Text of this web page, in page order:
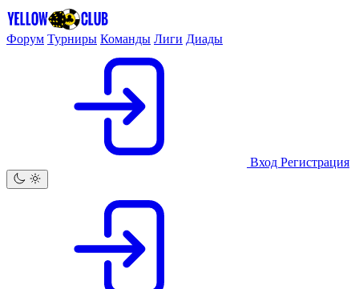
Форум Турниры Команды Лиги Диады
Вход Регистрация